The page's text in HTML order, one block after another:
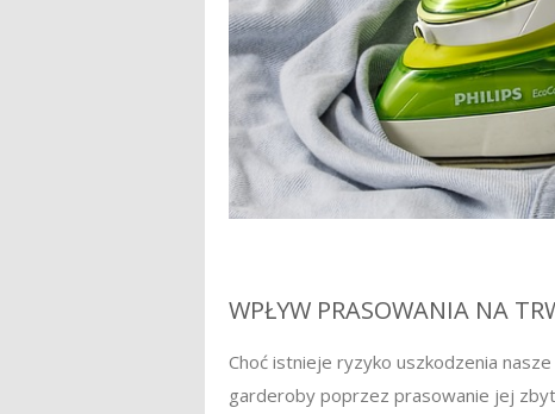
WPŁYW PRASOWANIA NA
Choć istnieje ryzyko uszkodzenia
garderoby poprzez prasowanie jej